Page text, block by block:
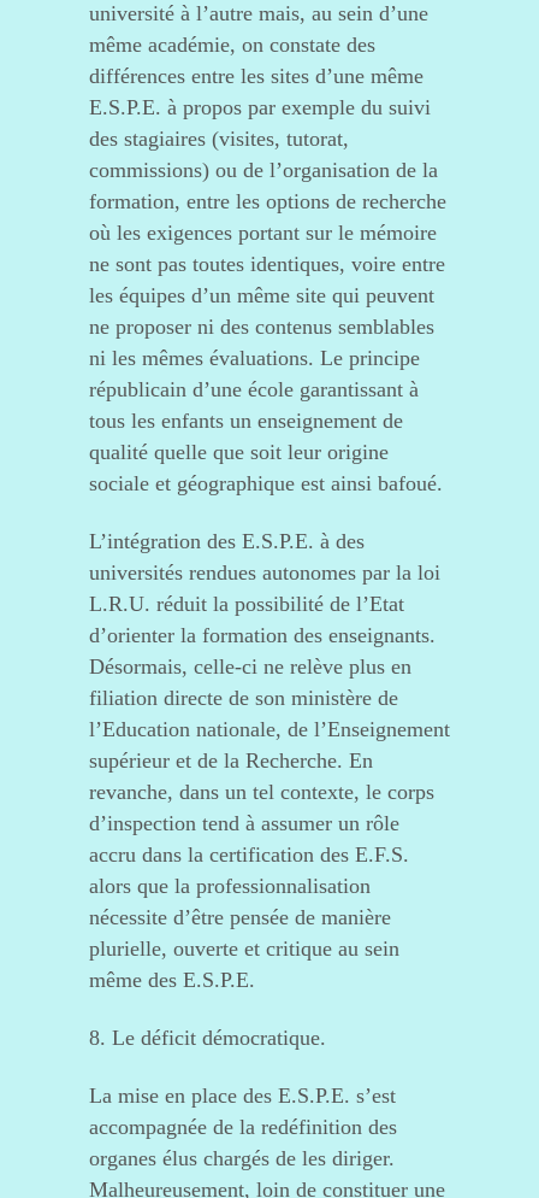
université à l’autre mais, au sein d’une
même académie, on constate des
différences entre les sites d’une même
E.S.P.E. à propos par exemple du suivi
des stagiaires (visites, tutorat,
commissions) ou de l’organisation de la
formation, entre les options de recherche
où les exigences portant sur le mémoire
ne sont pas toutes identiques, voire entre
les équipes d’un même site qui peuvent
ne proposer ni des contenus semblables
ni les mêmes évaluations. Le principe
républicain d’une école garantissant à
tous les enfants un enseignement de
qualité quelle que soit leur origine
sociale et géographique est ainsi bafoué.
L’intégration des E.S.P.E. à des
universités rendues autonomes par la loi
L.R.U. réduit la possibilité de l’Etat
d’orienter la formation des enseignants.
Désormais, celle-ci ne relève plus en
filiation directe de son ministère de
l’Education nationale, de l’Enseignement
supérieur et de la Recherche. En
revanche, dans un tel contexte, le corps
d’inspection tend à assumer un rôle
accru dans la certification des E.F.S.
alors que la professionnalisation
nécessite d’être pensée de manière
plurielle, ouverte et critique au sein
même des E.S.P.E.
8. Le déficit démocratique.
La mise en place des E.S.P.E. s’est
accompagnée de la redéfinition des
organes élus chargés de les diriger.
Malheureusement, loin de constituer une